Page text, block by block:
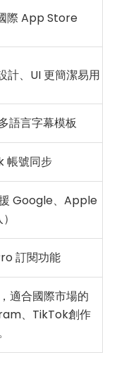
際 App Store
計、UI 更簡潔易用
語言字幕模板
帳號同步
Google、Apple
訂閱功能
適合國際市場的
、TikTok創作